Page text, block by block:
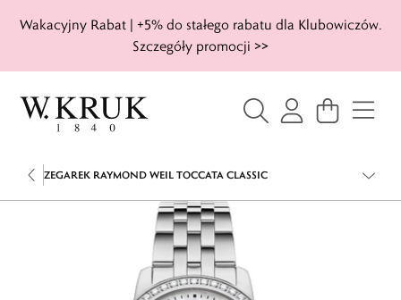
Wakacyjny Rabat | +5% do stałego rabatu dla Klubowiczów.
Szczegóły promocji >>
ZEGAREK RAYMOND WEIL TOCCATA CLASSIC